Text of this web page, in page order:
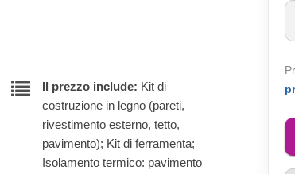
Il prezzo include: Kit di
costruzione in legno (pareti,
rivestimento esterno, tetto,
pavimento); Kit di ferramenta;
Isolamento termico: pavimento